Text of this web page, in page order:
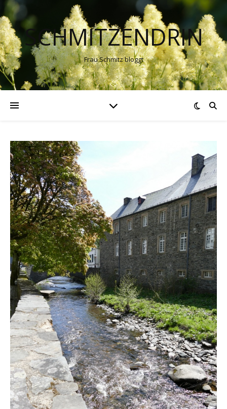
SCHMITZENDRIN
Frau Schmitz bloggt